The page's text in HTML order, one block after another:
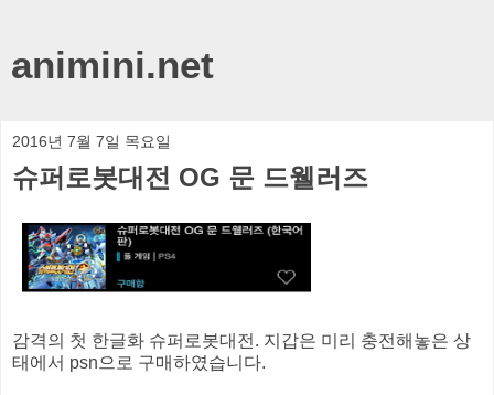
animini.net
2016년 7월 7일 목요일
슈퍼로봇대전 OG 문 드웰러즈
감격의 첫 한글화 슈퍼로봇대전. 지갑은 미리 충전해놓은 상
태에서 psn으로 구매하였습니다.